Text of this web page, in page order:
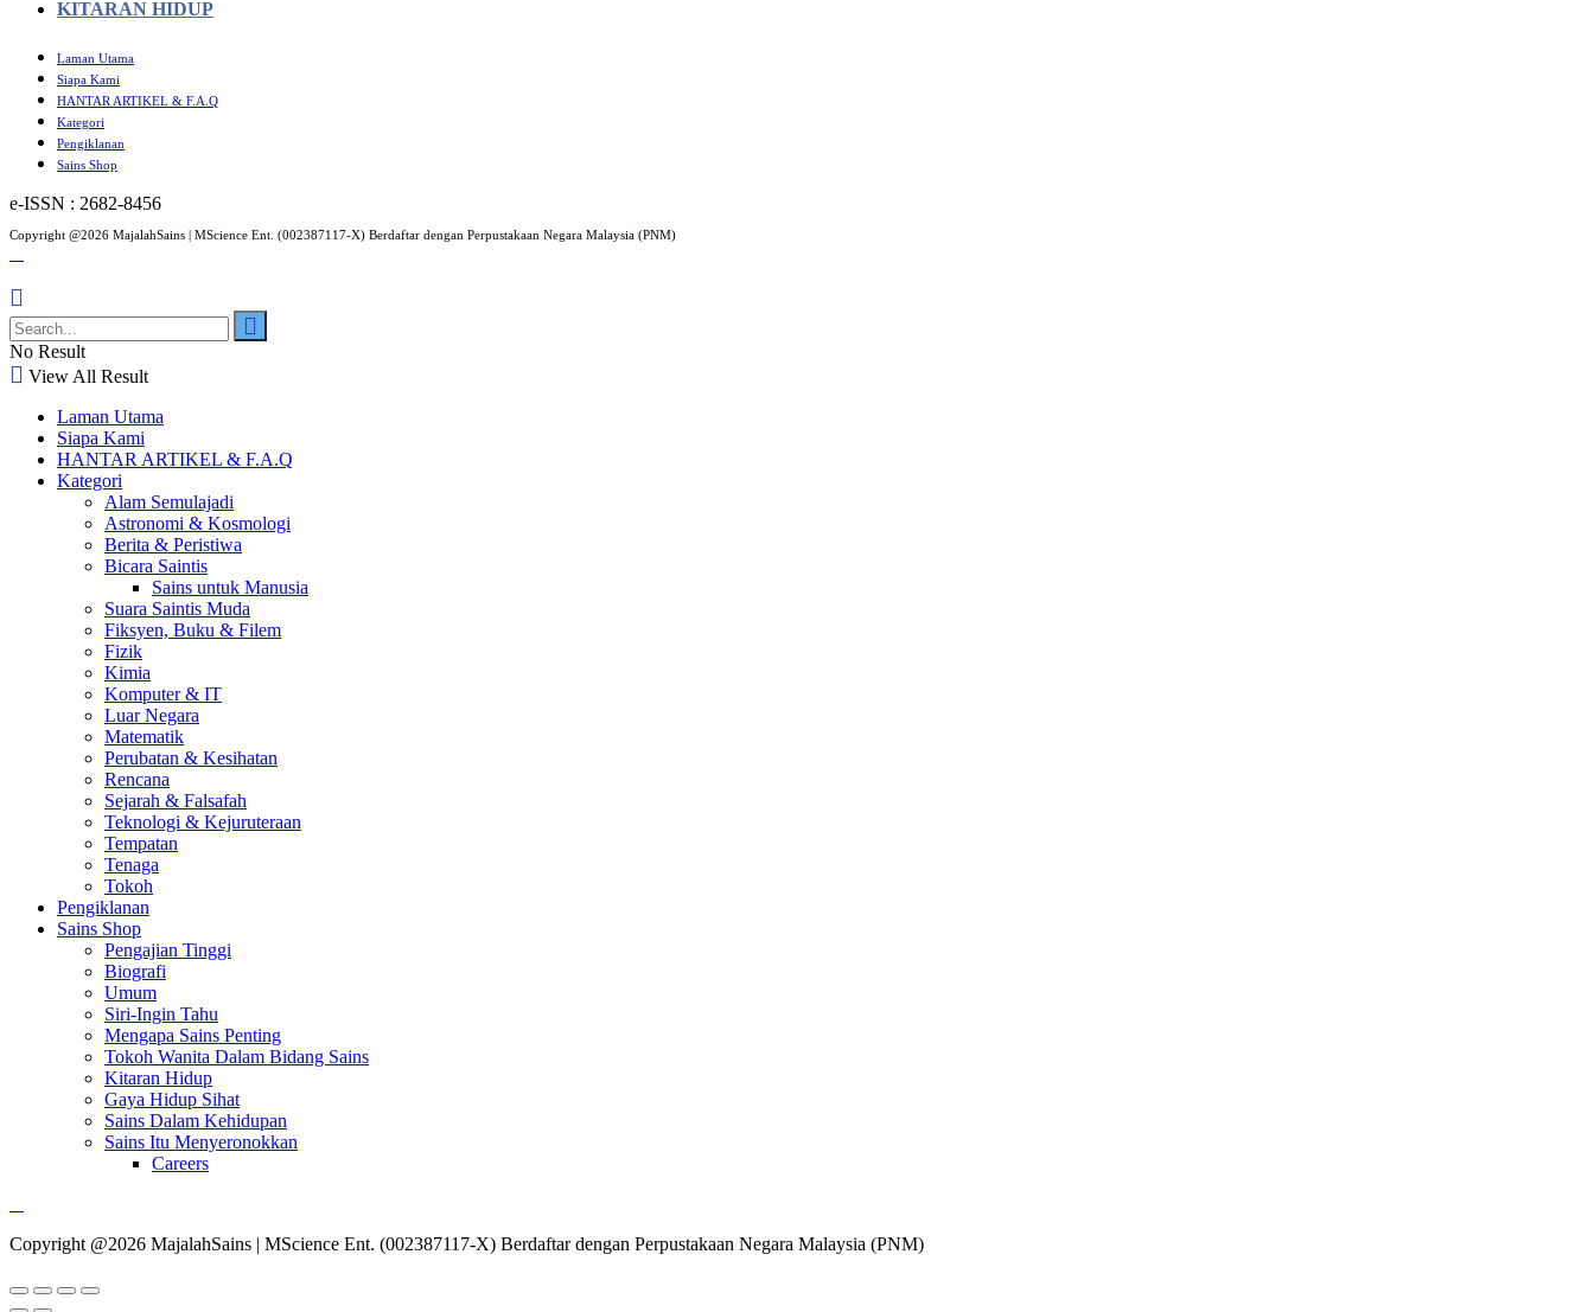
KITARAN HIDUP
Laman Utama
Siapa Kami
HANTAR ARTIKEL & F.A.Q
Kategori
Pengiklanan
Sains Shop
e-ISSN : 2682-8456
Copyright @2026 MajalahSains | MScience Ent. (002387117-X) Berdaftar dengan Perpustakaan Negara Malaysia (PNM)
No Result
View All Result
Laman Utama
Siapa Kami
HANTAR ARTIKEL & F.A.Q
Kategori
Alam Semulajadi
Astronomi & Kosmologi
Berita & Peristiwa
Bicara Saintis
Sains untuk Manusia
Suara Saintis Muda
Fiksyen, Buku & Filem
Fizik
Kimia
Komputer & IT
Luar Negara
Matematik
Perubatan & Kesihatan
Rencana
Sejarah & Falsafah
Teknologi & Kejuruteraan
Tempatan
Tenaga
Tokoh
Pengiklanan
Sains Shop
Pengajian Tinggi
Biografi
Umum
Siri-Ingin Tahu
Mengapa Sains Penting
Tokoh Wanita Dalam Bidang Sains
Kitaran Hidup
Gaya Hidup Sihat
Sains Dalam Kehidupan
Sains Itu Menyeronokkan
Careers
Copyright @2026 MajalahSains | MScience Ent. (002387117-X) Berdaftar dengan Perpustakaan Negara Malaysia (PNM)